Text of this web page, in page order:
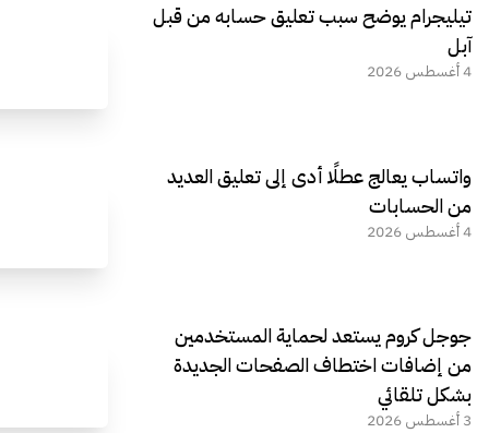
تيليجرام يوضح سبب تعليق حسابه من قبل
آبل
4 أغسطس 2026
واتساب يعالج عطلًا أدى إلى تعليق العديد
من الحسابات
4 أغسطس 2026
جوجل كروم يستعد لحماية المستخدمين
من إضافات اختطاف الصفحات الجديدة
بشكل تلقائي
3 أغسطس 2026